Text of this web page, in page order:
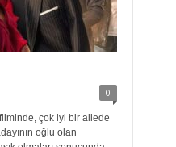
0
çok iyi bir ailede
oğlu olan